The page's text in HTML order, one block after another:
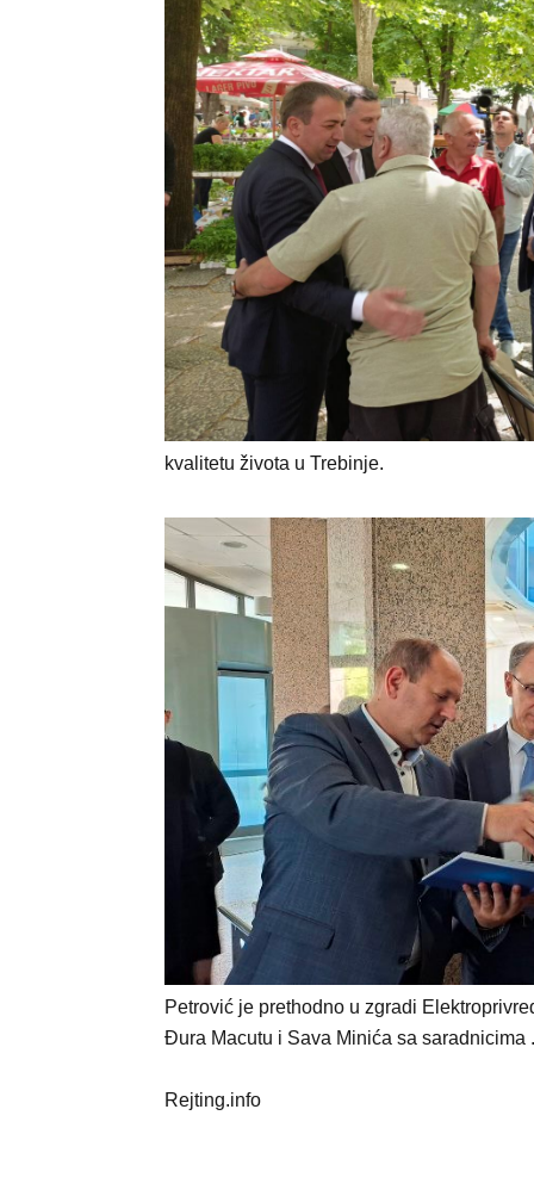
kvalitetu života u Trebinje.
Petrović je prethodno u zgradi
Đura Macutu i Sava Minića sa saradnicima .
Rejting.info